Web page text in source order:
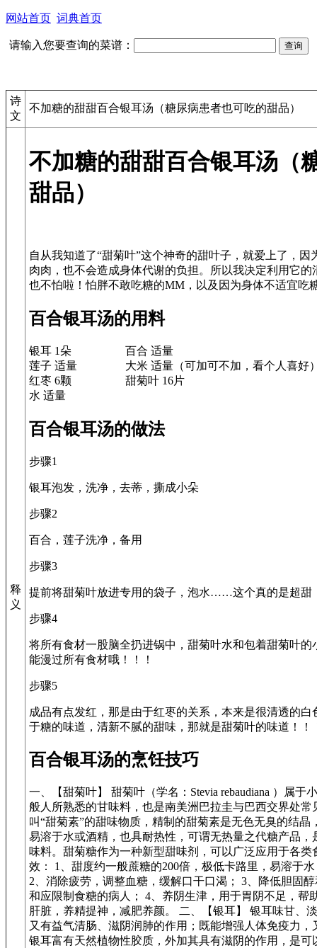
网站首页 词典首页
请输入您要查询的菜谱：
诗
文
不加糖的甜甜百合银耳汤（糖尿病患者也可吃的甜品）
释
义
不加糖的甜甜百合银耳汤（
甜品）
自从我知道了“甜菊叶”这个神奇的甜叶子，就爱上了，
肉肉，也不会造成身体代谢的负担。所以我决定利用它
百合银耳汤的用料
银耳 1朵
百合 适量
莲子 适量
大米 适量（可加可不加，看个人喜好
红枣 6颗
甜菊叶 16片
水 适量
百合银耳汤的做法
步骤1
银耳泡发，洗净，去蒂，撕成小朵
步骤2
百合，莲子洗净，备用
步骤3
提前将甜菊叶放进专用的袋子，泡水……这个真的是超甜
步骤4
将所有食材一股脑全扔进锅中，甜菊叶水和包着甜菊叶
能漫过所有食材哦！！！
步骤5
成品有点发红，那是由于红枣的关系，本来是很清透的
于糖的味道，清新不腻的甜味，那就是甜菊叶的味道！！
百合银耳汤的烹饪技巧
一、【甜菊叶】 甜菊叶（学名：Stevia rebaudiana ）属
般人所熟悉的甘味料，也是南美洲巴拉圭与巴西交界处
叫“甜菊素”的甜味物质，精制的甜菊素是无色无臭的结
易溶于水或酒精，也具耐热性，可谓无热量之代糖产品
味料。甜菊糖作为一种新型甜味剂，可以广泛应用于各
效： 1、甜度约一般蔗糖的200倍，极低卡路里，易溶于
2、消除疲劳，调整血糖，缓解口干口渴； 3、降低胆固
和应限制食糖的病人； 4、养阴生津，用于胃阴不足，帮
肝脏，养精提神，减肥养颜。 二、【银耳】 银耳味甘、
又有益气清肠、滋阴润肺的作用；既能增强人体免疫力
银耳富有天然植物性胶质，外加其具有滋阴的作用，是